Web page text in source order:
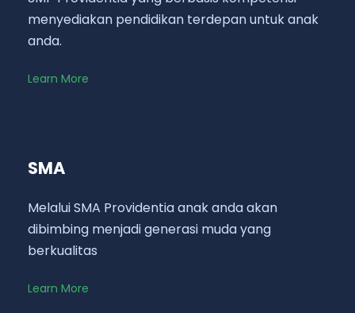
menyediakan pendidikan terdepan untuk anak
anda.
Learn More
SMA
Melalui SMA Providentia anak anda akan
dibimbing menjadi generasi muda yang
berkualitas
Learn More